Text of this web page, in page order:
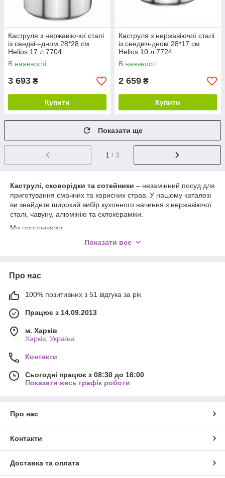
Каструля з нержавіючої сталі
із сендвіч-дном 28*28 см
Helios 17 л 7704
В наявності
3 693 ₴
Купити
Каструля з нержавіючої сталі
із сендвіч-дном 28*17 см
Helios 10 л 7724
В наявності
2 659 ₴
Купити
Показати ще
1 / 3
Каструлі, сковорідки та сотейники – незамінний посуд для
приготування смачних та корисних страв. У нашому каталозі
ви знайдете широкий вибір кухонного начиння з нержавіючої
сталі, чавуну, алюмінію та склокераміки.
Ми пропонуємо:
каструлі різних обсягів– для супів, бульйонів та
смаження та гасіння;
овочів та м'ясних страв;
професійний посуд для інтенсивного використання
Якісні матеріали забезпечують рівномірне нагрівання,
довговічність та зручність у догляді. У нашому інтернет-
магазині ви можете
сотейники
З правильним кухонним посудом процес приготування стане
простішим, а страви будуть ще смачнішими.
Показати все
Про нас
100% позитивних з 51 відгука за рік
Працює з 14.09.2013
м. Харків
Харків, Україна
Контакти
Сьогодні працює з 08:30 до 16:00
Показати весь графік роботи
Про нас
Контакти
Доставка та оплата